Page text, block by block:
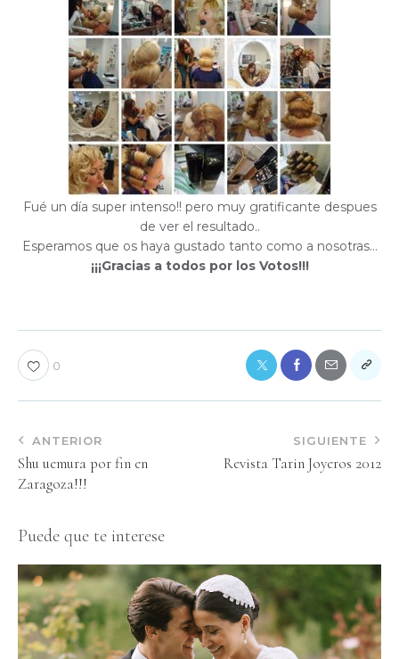
Fué un día super intenso!! pero muy gratificante despues
de ver el resultado..
Esperamos que os haya gustado tanto como a nosotras…
¡¡¡Gracias a todos por los Votos!!!
0
ANTERIOR
Shu uemura por fin en
Zaragoza!!!
SIGUIENTE
Revista Tarin Joyeros 2012
Puede que te interese